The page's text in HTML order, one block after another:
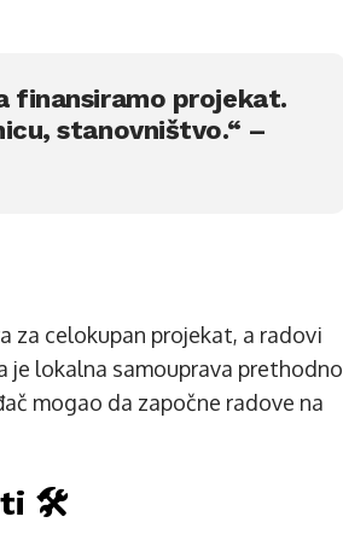
finansiramo projekat.
stanovništvo.“ –
za celokupan projekat, a radovi
lokalna samouprava prethodno
mogao da započne radove na
🛠️